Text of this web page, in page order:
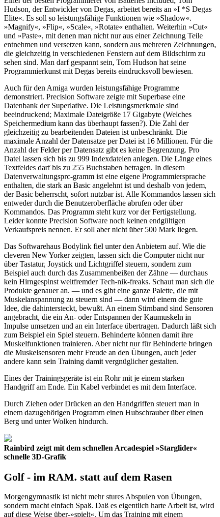
Hudson, der Entwickler von Degas, arbeitet bereits an »I *S Degas
Elite«. Es soll so leistungsfähige Funktionen wie »Shadow«.
»Magnify«, »Flip«, »Scale«, »Rotate« enthalten. Weiterhin »Cut«
und »Paste«, mit denen man nicht nur aus einer Zeichnung Teile
entnehmen und versetzen kann, sondern aus mehreren Zeichnungen,
die gleichzeitig in verschiedenen Fenstern auf dem Bildschirm zu
sehen sind. Man darf gespannt sein, Tom Hudson hat seine
Programmierkunst mit Degas bereits eindrucksvoll bewiesen.
Auch für den Amiga wurden leistungsfähige Programme
demonstriert. Precision Software zeigte mit Superbase eine
Datenbank der Superlative. Die Leistungsmerkmale sind
beeindruckend; Maximale Dateigröße 17 Gigabyte (Welches
Speichermedium kann das überhaupt fassen?). Die Zahl der
gleichzeitig zu bearbeitenden Dateien ist unbeschränkt. Die
maximale Anzahl der Datensatze per Datei ist 16 Millionen. Für die
Anzahl der Felder per Datensatz gibt es keine Begrenzung. Pro
Datei lassen sich bis zu 999 Indexdateien anlegen. Die Länge eines
Textfeldes darf bis zu 255 Buchstaben betragen. In diesem
Datenverwaltungsprc-gramm ist eine eigene Programmiersprache
enthalten, die stark an Basic angelehnt ist und deshalb von jedem,
der Basic beherrscht, sofort nutzbar ist. Alle Kommandos lassen sich
entweder durch die Benutzeroberfläche abrufen oder über
Kommandos. Das Programm steht kurz vor der Fertigstellung.
Leider konnte Precision Software noch keinen endgültigen
Verkaufspreis nennen. Er soll aber nicht über 500 Mark liegen.
Das Softwarehaus Bodylink fiel unter den Anbietern auf. Wie die
cleveren New Yorker zeigten, lassen sich die Computer nicht nur
über Tastatur, Joystick und Lichtgriffel steuern, sondern zum
Beispiel auch durch das Zusammenbeißen der Zähne — durchaus
kein Hirngespinst weltfremder Tech-nik-freaks. Schaut man sich die
Produkte genauer an. — und es gibt eine ganze Palette, die mit
Muskelanspannung zu steuern sind — dann wird einem die gute
Idee, die dahintersteckt, bewußt. An einem Stirnband sind Sensoren
angebracht, die ein An- oder Entspannen der Kaumuskeln in
Impulse umsetzen und an ein Interface übertragen. Dadurch läßt sich
zum Beispiel ein Spiel steuern. Behinderte können damit ihre
Muskelfunktionen trainieren. Aber nicht nur für Behinderte bringen
die Muskelsensoren mehr Freude an den Übungen, auch jeder
andere kann sein Training damit vergnüglicher gestalten.
Eines der Trainingsgeräte ist ein Rohr mit je einem starken
Handgriff am Ende. Ein Kabel verbindet es mit dem Interface.
Durch Ziehen oder Drücken an den Handgriffen steuert man in
einem dazugehörigen Programm einen Hubschrauber über einen
Berg und unter Wolken hindurch.
Rainbird zeigt mit dem schnellen Arcadespiel »Starglider«
schnelle 3D-Grafik
Golf - im RAM. statt auf dem Rasen
Morgengymnastik ist nicht mehr stures Abspulen von Übungen,
sondern macht einfach Spaß. Daß es eigentlich harte Arbeit ist, wird
auf diese Weise über-»spielt«. Um das Training mit einem